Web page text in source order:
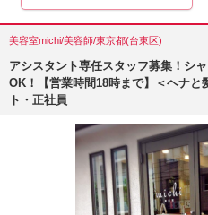
美容室michi/美容師/東京都(台東区)
アシスタント専任スタッフ募集！シ
OK！【営業時間18時まで】＜ヘナと
ト・正社員